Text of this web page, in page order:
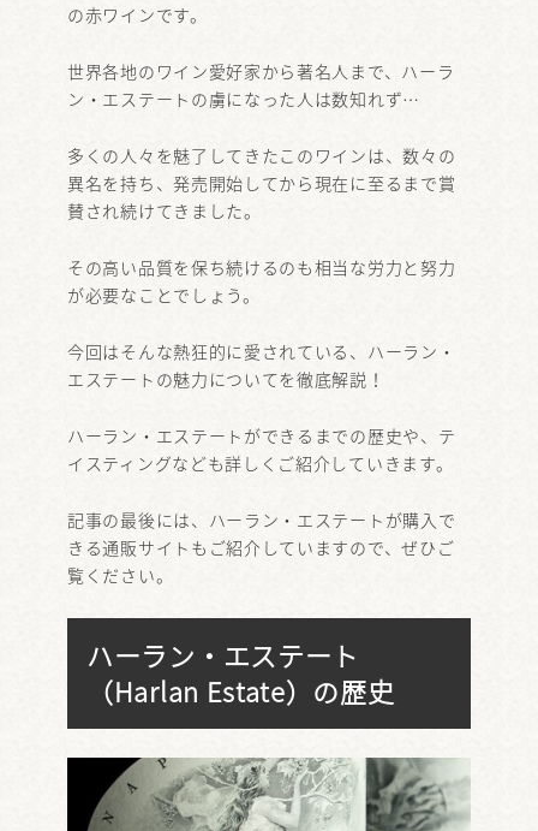
の赤ワインです。
世界各地のワイン愛好家から著名人まで、ハーラ
ン・エステートの虜になった人は数知れず…
多くの人々を魅了してきたこのワインは、数々の
異名を持ち、発売開始してから現在に至るまで賞
賛され続けてきました。
その高い品質を保ち続けるのも相当な労力と努力
が必要なことでしょう。
今回はそんな熱狂的に愛されている、ハーラン・
エステートの魅力についてを徹底解説！
ハーラン・エステートができるまでの歴史や、テ
イスティングなども詳しくご紹介していきます。
記事の最後には、ハーラン・エステートが購入で
きる通販サイトもご紹介していますので、ぜひご
覧ください。
ハーラン・エステート
（Harlan Estate）の歴史